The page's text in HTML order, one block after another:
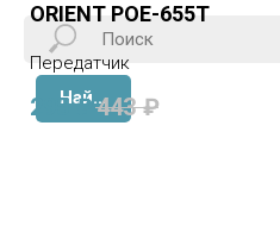
Найти
ORIENT POE-655T
Передатчик
295 ₽443 ₽